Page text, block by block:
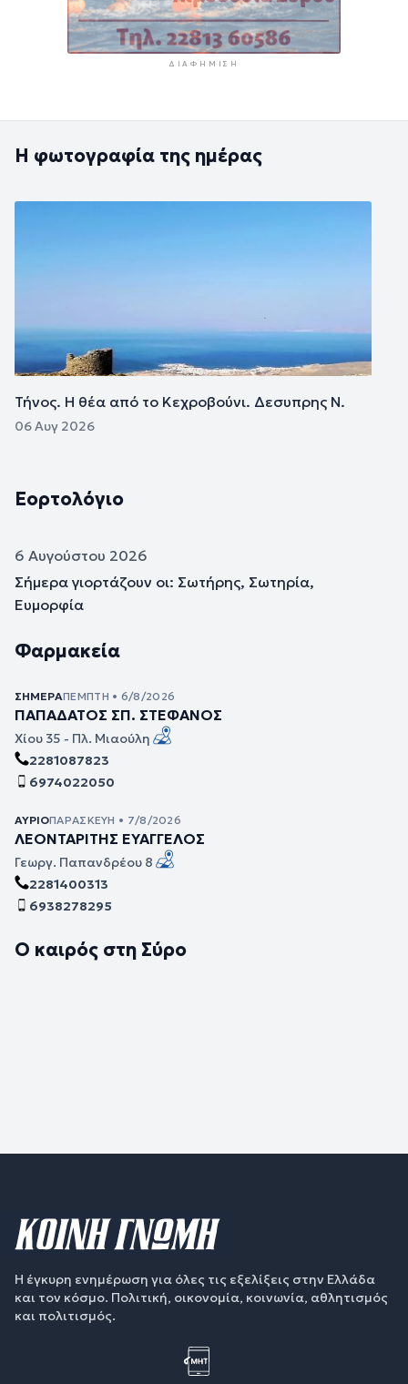
ΔΙΑΦΉΜΙΣΗ
Η φωτογραφία της ημέρας
Τήνος. Η θέα από το Κεχροβούνι. Δεσυπρης Ν.
06 Αυγ 2026
Εορτολόγιο
6 Αυγούστου 2026
Σήμερα γιορτάζουν οι: Σωτήρης, Σωτηρία,
Ευμορφία
Φαρμακεία
ΣΉΜΕΡΑΠΈΜΠΤΗ • 6/8/2026
ΠΑΠΑΔΑΤΟΣ ΣΠ. ΣΤΕΦΑΝΟΣ
Χίου 35 - Πλ. Μιαούλη
2281087823
6974022050
ΑΎΡΙΟΠΑΡΑΣΚΕΥΉ • 7/8/2026
ΛΕΟΝΤΑΡΙΤΗΣ ΕΥΑΓΓΕΛΟΣ
Γεωργ. Παπανδρέου 8
2281400313
6938278295
Ο καιρός στη Σύρο
Η έγκυρη ενημέρωση για όλες τις εξελίξεις στην Ελλάδα
και τον κόσμο. Πολιτική, οικονομία, κοινωνία, αθλητισμός
και πολιτισμός.